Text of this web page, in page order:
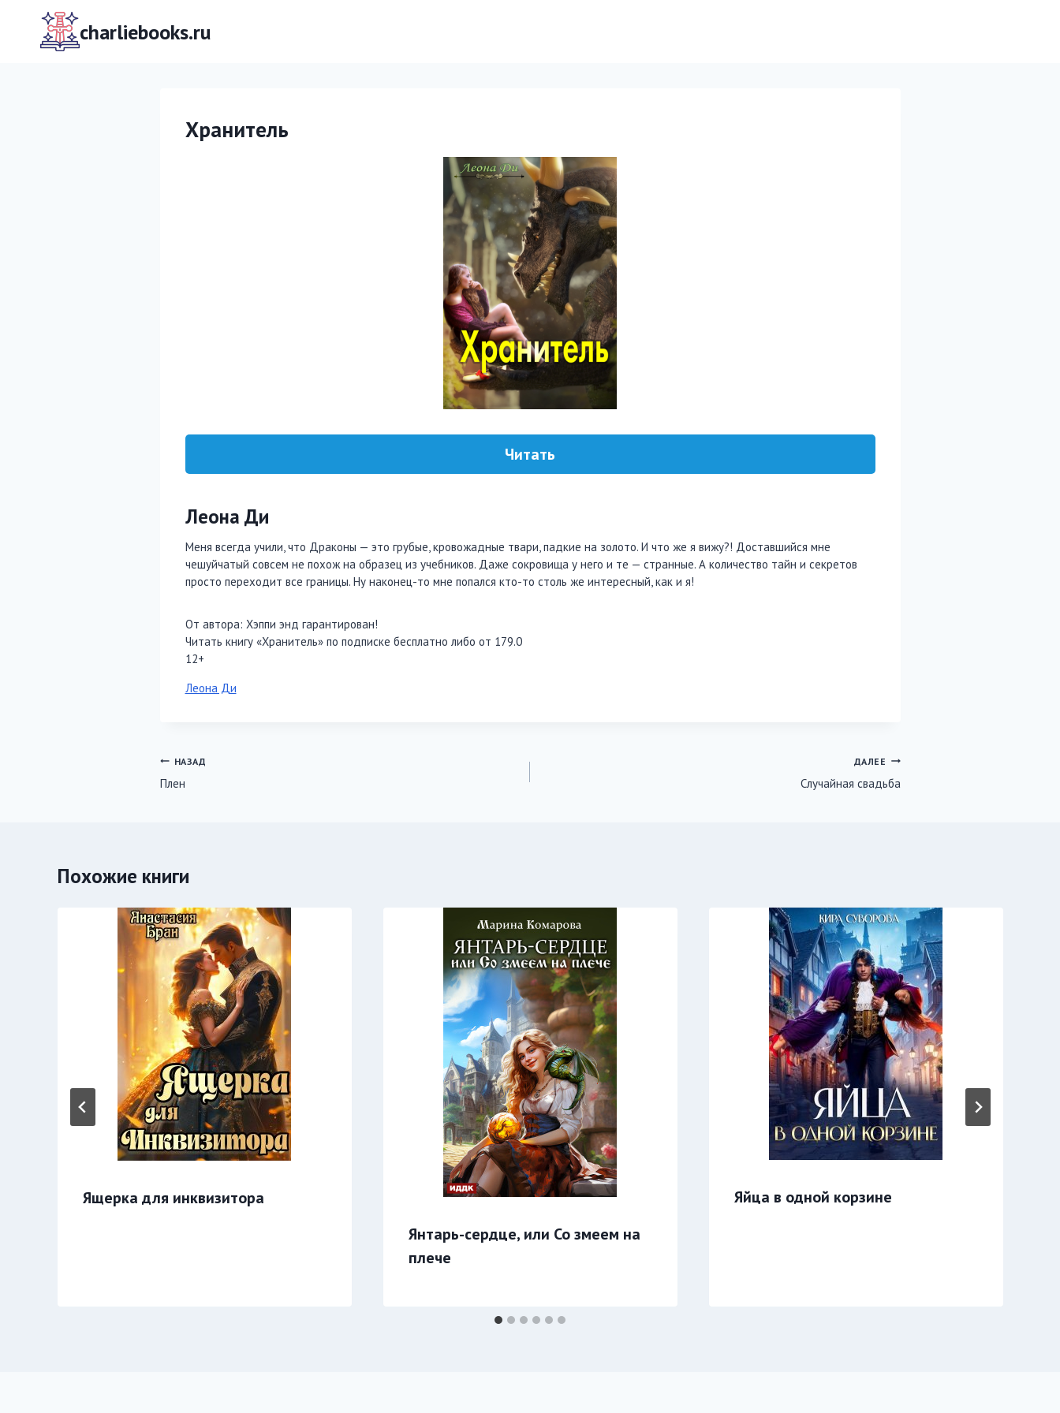
содержимому charliebooks.ru
Хранитель
Читать
Леона Ди
Меня всегда учили, что Драконы — это грубые, кровожадные твари, падкие на золото. И что же я вижу?! Доставшийся мне
чешуйчатый совсем не похож на образец из учебников. Даже сокровища у него и те — странные. А количество тайн и секретов
просто переходит все границы. Ну наконец-то мне попался кто-то столь же интересный, как и я!
От автора: Хэппи энд гарантирован!
Читать книгу «Хранитель» по подписке бесплатно либо от 179.0
12+
Метки
Леона Ди
Навигация
по
НАЗАД
Плен
ДАЛЕЕ
Случайная свадьба
Похожие книги
Ящерка для инквизитора
Янтарь-сердце, или Со змеем на
плече
Яйца в одной корзине